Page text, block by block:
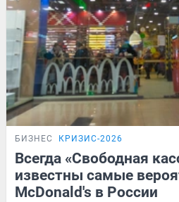
БИЗНЕС КРИЗИС-2026
Всегда «Свободная
известны самые
McDonald's в России